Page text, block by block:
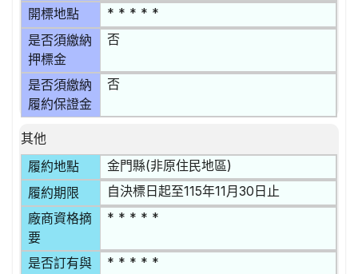
開標地點 * * * * *
是否須繳納
押標金
否
是否須繳納
履約保證金
否
其他
履約地點
金門縣(非原住民地區)
履約期限 自決標日起至115年11月30日止
廠商資格摘
要
* * * * *
是否訂有與
* * * * *